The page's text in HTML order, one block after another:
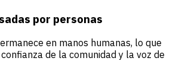
por personas
en manos humanas, lo que
de la comunidad y la voz de